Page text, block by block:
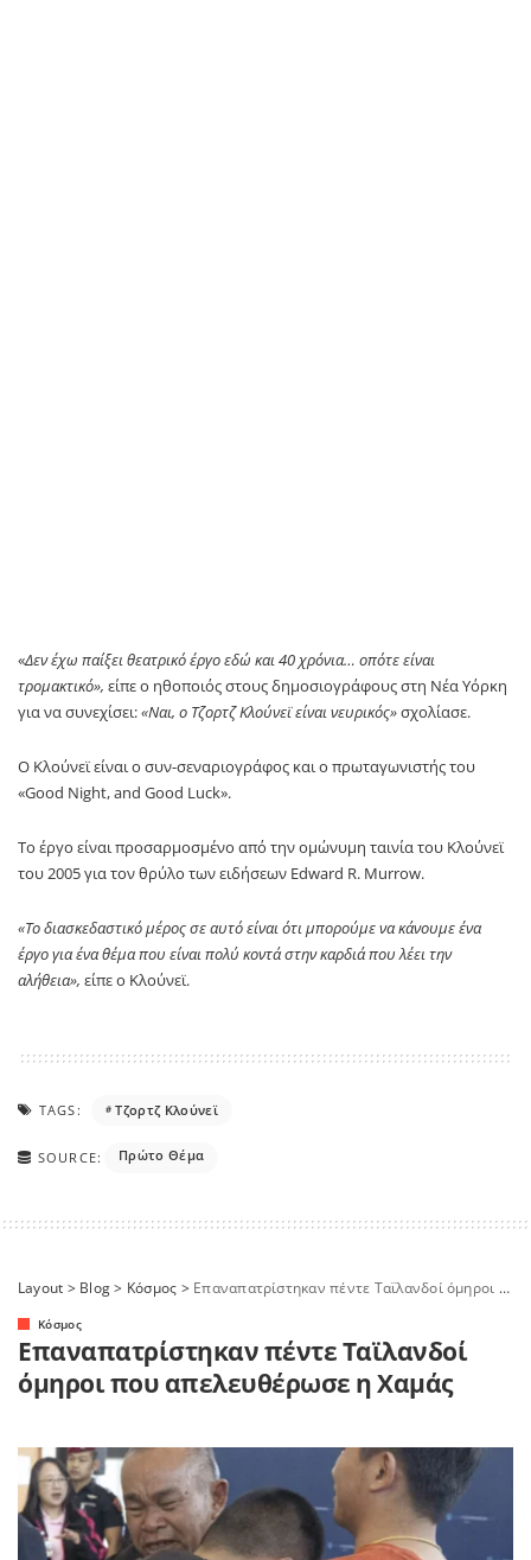
«Δεν έχω παίξει θεατρικό έργο εδώ και 40 χρόνια… οπότε είναι
τρομακτικό», είπε ο ηθοποιός στους δημοσιογράφους στη Νέα Υόρκη
για να συνεχίσει:«Ναι, ο Τζορτζ Κλούνεϊ είναι νευρικός»σχολίασε.
Ο Κλούνεϊ είναι ο συν-σεναριογράφος και ο πρωταγωνιστής του
«Good Night, and Good Luck».
Το έργο είναι προσαρμοσμένο από την ομώνυμη ταινία του Κλούνεϊ
του 2005 για τον θρύλο των ειδήσεων Edward R. Murrow.
«Το διασκεδαστικό μέρος σε αυτό είναι ότι μπορούμε να κάνουμε ένα
έργο για ένα θέμα που είναι πολύ κοντά στην καρδιά που λέει την
αλήθεια», είπε ο Κλούνεϊ.
TAGS: Τζορτζ Κλούνεϊ
SOURCE: Πρώτο Θέμα
Layout > Blog> Κόσμος > Επαναπατρίστηκαν πέντε Ταϊλανδοί όμηροι που απελευθέρωσε η Χαμάς
Κόσμος
Επαναπατρίστηκαν πέντε Ταϊλανδοί
όμηροι που απελευθέρωσε η Χαμάς